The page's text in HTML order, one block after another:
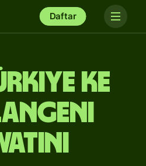
Daftar
ke